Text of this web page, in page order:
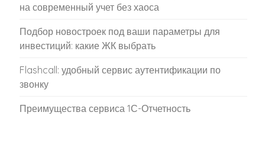
на современный учет без хаоса
Подбор новостроек под ваши параметры для
инвестиций: какие ЖК выбрать
Flashcall: удобный сервис аутентификации по
звонку
Преимущества сервиса 1С-Отчетность